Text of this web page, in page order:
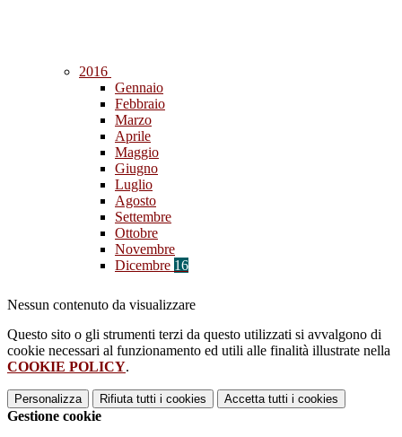
2016
Gennaio
Febbraio
Marzo
Aprile
Maggio
Giugno
Luglio
Agosto
Settembre
Ottobre
Novembre
Dicembre 16
Nessun contenuto da visualizzare
Questo sito o gli strumenti terzi da questo utilizzati si avvalgono di
cookie necessari al funzionamento ed utili alle finalità illustrate nella
COOKIE POLICY.
Personalizza Rifiuta tutti i cookies Accetta tutti i cookies
Gestione cookie